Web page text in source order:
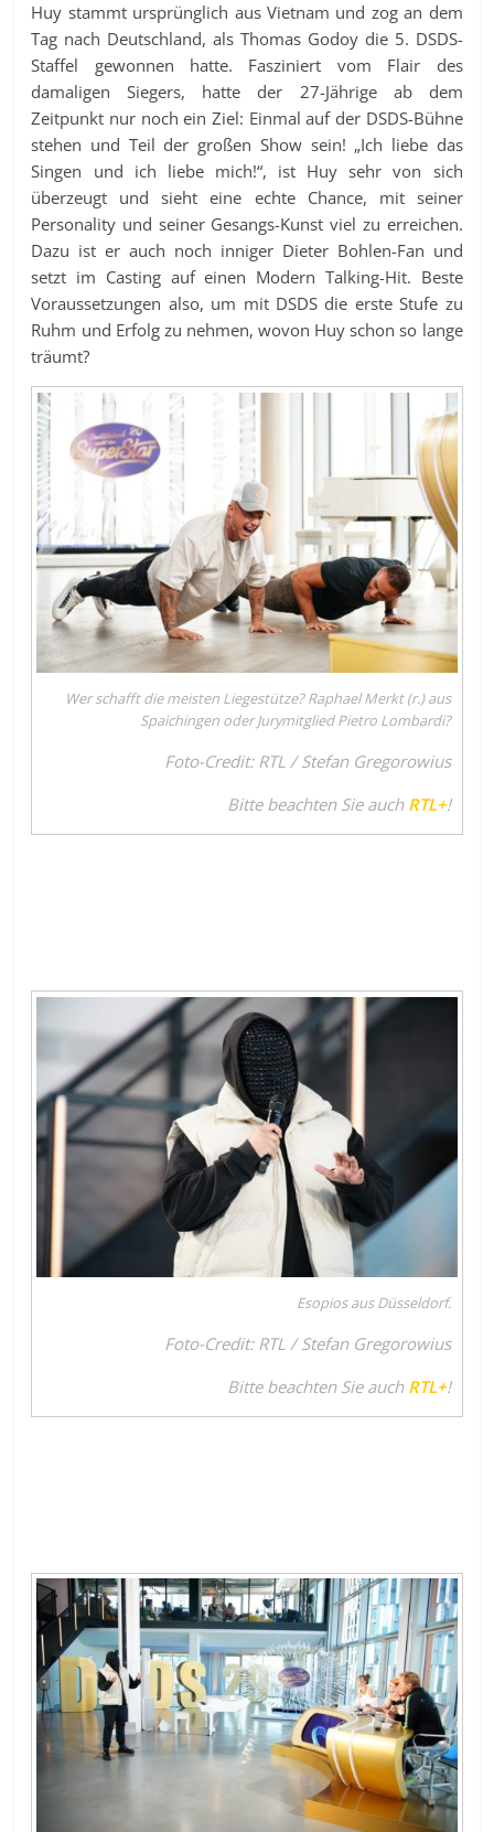
Huy stammt ursprünglich aus Vietnam und zog an dem
Tag nach Deutschland, als Thomas Godoy die 5. DSDS-
Staffel gewonnen hatte. Fasziniert vom Flair des
damaligen Siegers, hatte der 27-Jährige ab dem
Zeitpunkt nur noch ein Ziel: Einmal auf der DSDS-Bühne
stehen und Teil der großen Show sein! „Ich liebe das
Singen und ich liebe mich!“, ist Huy sehr von sich
überzeugt und sieht eine echte Chance, mit seiner
Personality und seiner Gesangs-Kunst viel zu erreichen.
Dazu ist er auch noch inniger Dieter Bohlen-Fan und
setzt im Casting auf einen Modern Talking-Hit. Beste
Voraussetzungen also, um mit DSDS die erste Stufe zu
Ruhm und Erfolg zu nehmen, wovon Huy schon so lange
träumt?
Wer schafft die meisten Liegestütze? Raphael Merkt (r.) aus
Spaichingen oder Jurymitglied Pietro Lombardi?
Foto-Credit: RTL / Stefan Gregorowius
Bitte beachten Sie auch RTL+!
Esopios aus Düsseldorf.
Foto-Credit: RTL / Stefan Gregorowius
Bitte beachten Sie auch RTL+!